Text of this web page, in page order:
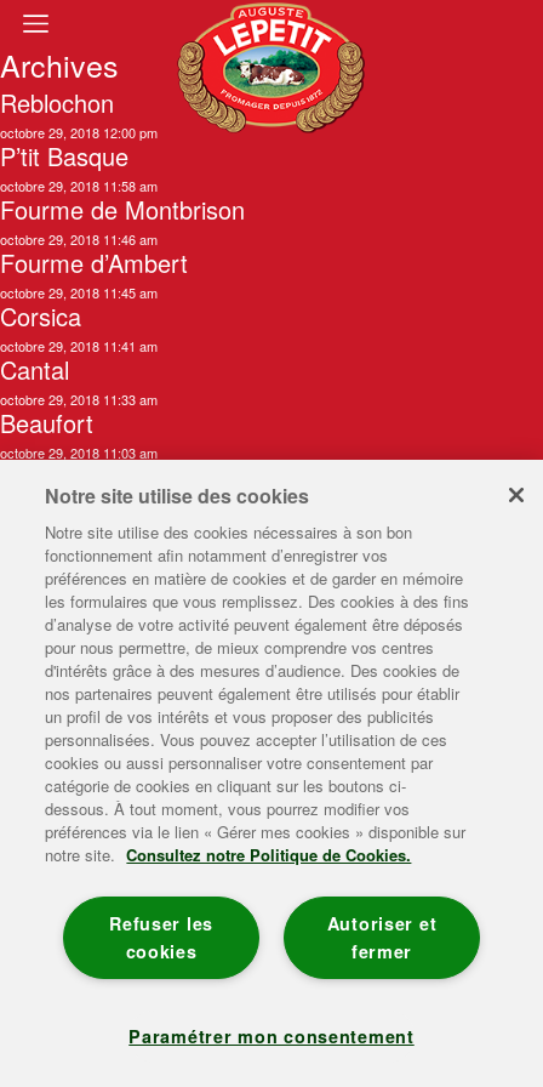
Archives
Reblochon
octobre 29, 2018 12:00 pm
P’tit Basque
octobre 29, 2018 11:58 am
Fourme de Montbrison
octobre 29, 2018 11:46 am
Fourme d’Ambert
octobre 29, 2018 11:45 am
Corsica
octobre 29, 2018 11:41 am
Cantal
octobre 29, 2018 11:33 am
Beaufort
octobre 29, 2018 11:03 am
Créer mon plateau de fromages
L'histoire Lepetit
Le camembert Lepetit
Les conseils Lepetit
L'univers Lepetit
Enviedebienmanger
Plan du site |Mentions légales |Contact|Gérer mes cookies
Politique de données personnelles|Politique de gestion des
cookies| Accessibilité
Consommer 3 produits laitiers par jour (lait, yaourt, fromage) en
Notre site utilise des cookies
Notre site utilise des cookies nécessaires à son bon
fonctionnement afin notamment d’enregistrer vos
préférences en matière de cookies et de garder en mémoire
les formulaires que vous remplissez. Des cookies à des fins
d’analyse de votre activité peuvent également être déposés
pour nous permettre, de mieux comprendre vos centres
d'intérêts grâce à des mesures d’audience. Des cookies de
nos partenaires peuvent également être utilisés pour établir
un profil de vos intérêts et vous proposer des publicités
personnalisées. Vous pouvez accepter l’utilisation de ces
cookies ou aussi personnaliser votre consentement par
catégorie de cookies en cliquant sur les boutons ci-
dessous. À tout moment, vous pourrez modifier vos
préférences via le lien « Gérer mes cookies » disponible sur
notre site. Consultez notre Politique de Cookies.
Autoriser et
fermer
Refuser les
cookies
Paramétrer mon consentement